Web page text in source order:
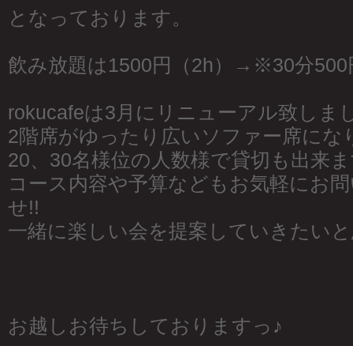
となっております。
飲み放題は1500円（2h）→※30分500
rokucafeは3月にリニューアル致しま
2階席がゆったり広いソファー席にな
20、30名様位の人数様で貸切も出来
コース内容や予算などもお気軽にお
せ!!
一緒に楽しい会を提案していきたい
お越しお待ちしておりますっ♪